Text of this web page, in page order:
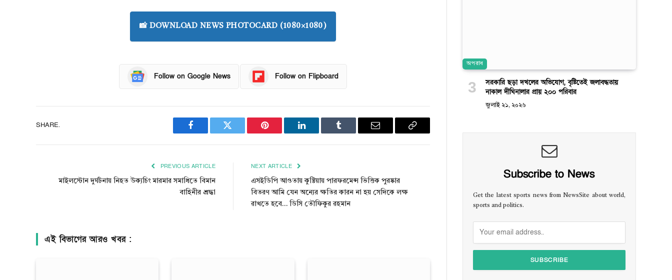
📸 DOWNLOAD NEWS PHOTOCARD (1080×1080)
Follow on Google News Follow on Flipboard
SHARE.
Facebook Twitter Pinterest LinkedIn Tumblr Email
Copy
PREVIOUS ARTICLE
মাইলস্টোন দুর্ঘটনায় নিহত উক্যচিং মারমার সমাধিতে বিমান
বাহিনীর শ্রদ্ধা
NEXT ARTICLE
এসইডিপি আওতায় কুষ্টিয়ায় পারফরমেন্স ভিত্তিক পুরষ্কার
বিতরণ আমি যেন অন্যের ক্ষতির কারন না হয় সেদিকে লক্ষ
রাখতে হবে… ডিসি তৌফিকুর রহমান
এই বিভাগের আরও খবর :
অপরাধ
সরকারি ছড়া দখলের অভিযোগ, বৃষ্টিতেই জলাবদ্ধতায়
নাকাল দীঘিনালার প্রায় ২০০ পরিবার
জুলাই ২১, ২০২৬
Subscribe to News
Get the latest sports news from NewsSite about world,
sports and politics.